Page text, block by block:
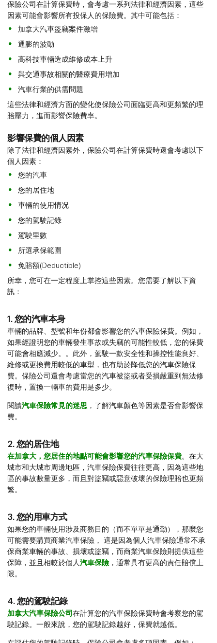
保險公司在計算保費時，會考慮一系列法律和經濟因素，這些
因素可能會影響所有投保人的保險費。其中可能包括：
加拿大汽車盜竊案件激增
通膨的波動
高科技車輛造成維修成本​​​​​​​上升
與交通事故相關的醫療費用增加​​​​​​​
汽車行業的供需問題
這些法律和經濟方面的變化使保險公司面臨更高和更頻繁的理
賠壓力，進而影響保險費率​​​​​​​。
影響保費的個人因素
除了法律和經濟因素外，保險公司在計算保費時還會考慮以下
個人因素：
您的汽車
您的居住地
車輛的使用情况
您的駕駛記錄
駕駛里數
所選承保範圍
免賠額(Deductible)
所幸，您可在一定程度上掌控這些因素。您需要了解以下資
訊：
1. 您的汽車本身
車輛的品牌、型號和年份都會影響您的汽車保險保費。例如，
如果經證明您的車輛發生事故或失竊的可能性較低，您的保費
可能會相應減少。。此外，駕駛一款安全性和操控性能良好、
維修或更換費用較低的車型，也有助於降低您的汽車保險保
費。保險公司還會考慮當您的汽車被盜或者受損嚴重到無法修
復時，置換一輛車的費用是多少。
閱讀汽車保險常見的迷思 ，了解汽車顏色等因素是否會影響保
費。
2. 您的居住地
在加拿大，您居住的地點可能會影響您的汽車保險保費。在大
城市和大城市周邊地區，汽車保險保費往往更高，因為這些地
區的事故數量更多，而且對盜竊或惡意破壞的保險理賠也更頻
繁。
3. 您的用車方式
如果您的車輛使用涉及商務目的（而不單單是通勤），那麼您
可能需要購買商業汽車保險， 這是因為個人汽車保險通常不承
保商業車輛的事故、損壞或盜竊，而商業汽車保險則提供這些
保障，並且相較於個人 汽車保險，通常具有更高的責任賠償上
限。
4. 您的駕駛記錄
加拿大汽車保險公司 在計算您的汽車保險保費時會考察您的駕
駛記錄。一般來說，您的駕駛記錄越好，保費就越低。